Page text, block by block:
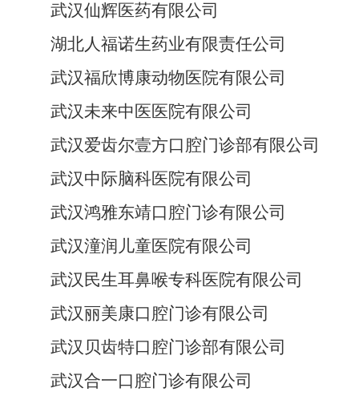
武汉仙辉医药有限公司
湖北人福诺生药业有限责任公司
武汉福欣博康动物医院有限公司
武汉未来中医医院有限公司
武汉爱齿尔壹方口腔门诊部有限公司
武汉中际脑科医院有限公司
武汉鸿雅东靖口腔门诊有限公司
武汉潼润儿童医院有限公司
武汉民生耳鼻喉专科医院有限公司
武汉丽美康口腔门诊有限公司
武汉贝齿特口腔门诊部有限公司
武汉合一口腔门诊有限公司